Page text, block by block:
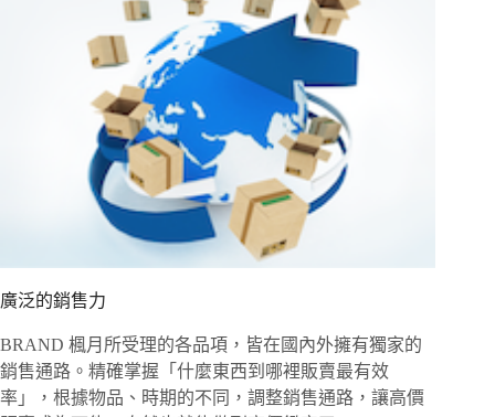
廣泛的銷售力
BRAND 楓月所受理的各品項，皆在國內外擁有獨家的
銷售通路。精確掌握「什麼東西到哪裡販賣最有效
率」，根據物品、時期的不同，調整銷售通路，讓高價